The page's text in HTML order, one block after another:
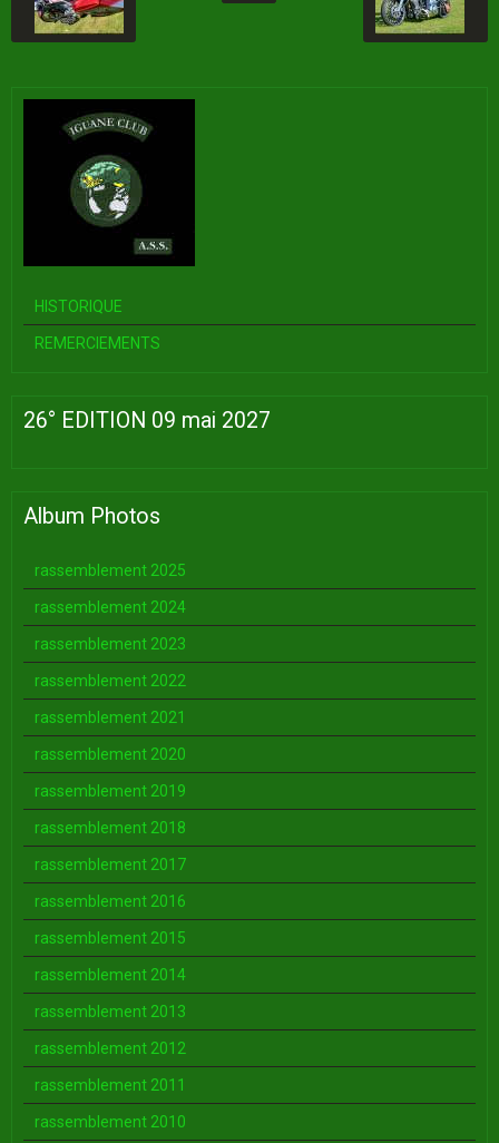
HISTORIQUE
REMERCIEMENTS
26° EDITION 09 mai 2027
Album Photos
rassemblement 2025
rassemblement 2024
rassemblement 2023
rassemblement 2022
rassemblement 2021
rassemblement 2020
rassemblement 2019
rassemblement 2018
rassemblement 2017
rassemblement 2016
rassemblement 2015
rassemblement 2014
rassemblement 2013
rassemblement 2012
rassemblement 2011
rassemblement 2010